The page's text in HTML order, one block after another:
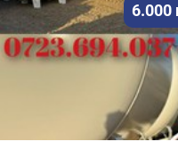
6.000